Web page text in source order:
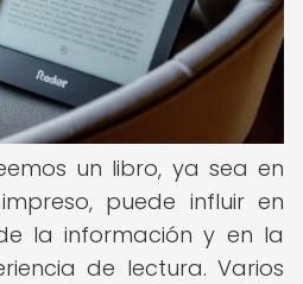
un libro, ya sea en
puede influir en
la información y en la
de lectura. Varios